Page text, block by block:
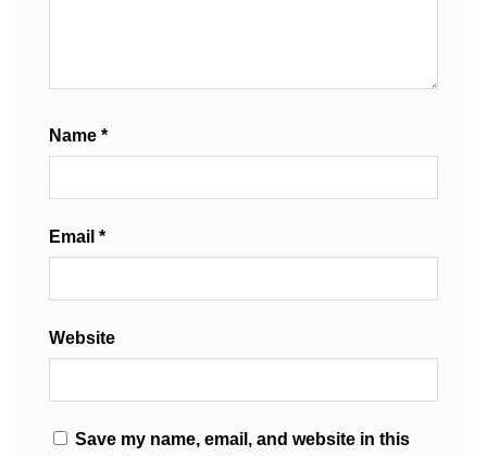
Name *
Email *
Website
Save my name, email, and website in this